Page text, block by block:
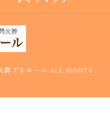
葬プリエール ALL RIGHTS